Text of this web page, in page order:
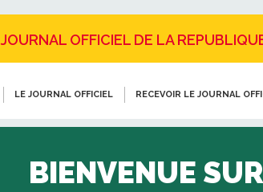
JOURNAL OFFICIEL DE LA
LE JOURNAL OFFICIEL RECEVOIR LE JOURNAL
BIENVENUE